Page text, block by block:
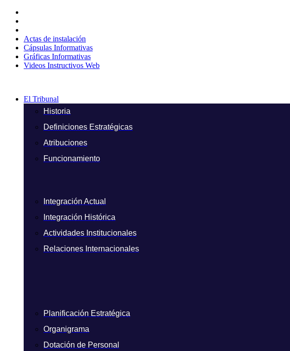
contenido
Actas de instalación
Cápsulas Informativas
Gráficas Informativas
Videos Instructivos Web
El Tribunal
Historia
Definiciones Estratégicas
Atribuciones
Funcionamiento
Integración Actual
Integración Histórica
Actividades Institucionales
Relaciones Internacionales
Planificación Estratégica
Organigrama
Dotación de Personal